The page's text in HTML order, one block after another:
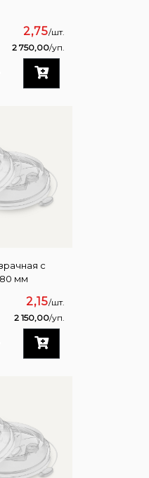
2,75/шт.
2 750,00/уп.
с
мм
2,15/шт.
2 150,00/уп.